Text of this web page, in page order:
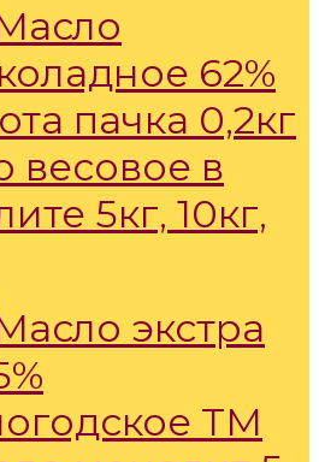
62%
пачка 0,2кг
весовое в
5кг, 10кг,
экстра
ТМ